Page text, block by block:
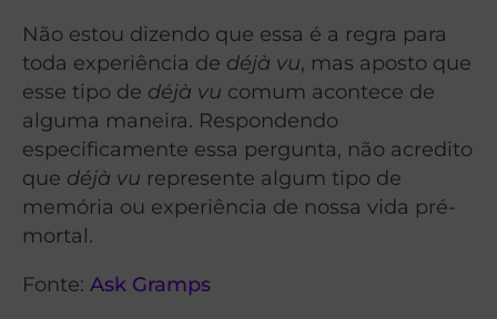
Não estou dizendo que essa é a regra para
toda experiência de déjà vu, mas aposto que
esse tipo de déjà vu comum acontece de
alguma maneira. Respondendo
especificamente essa pergunta, não acredito
que déjà vu represente algum tipo de
memória ou experiência de nossa vida pré-
mortal.
Fonte: Ask Gramps